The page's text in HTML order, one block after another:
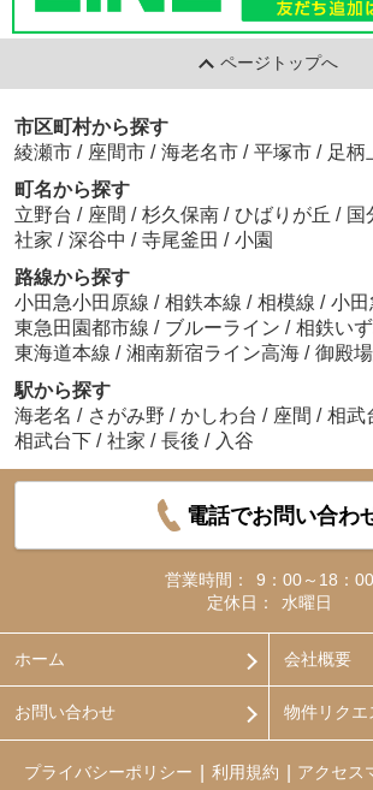
ページトップへ
市区町村から探す
綾瀬市 / 座間市 / 海老名市 / 平塚市 / 足柄
町名から探す
立野台 / 座間 / 杉久保南 / ひばりが丘 / 国
社家 / 深谷中 / 寺尾釜田 / 小園
路線から探す
小田急小田原線 / 相鉄本線 / 相模線 / 小田
東急田園都市線 / ブルーライン / 相鉄い
東海道本線 / 湘南新宿ライン高海 / 御殿
駅から探す
海老名 / さがみ野 / かしわ台 / 座間 / 相武
相武台下 / 社家 / 長後 / 入谷
電話でお問い合わ
営業時間：
9：00～18：00
定休日：
水曜日
ホーム 会社概要
お問い合わせ 物件リクエ
プライバシーポリシー 利用規約 アクセス